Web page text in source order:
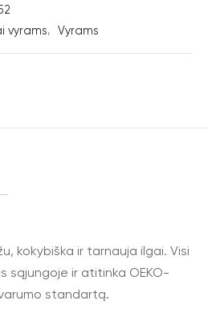
vyrams, Vyrams
kokybiška ir tarnauja ilgai. Visi
sąjungoje ir atitinka OEKO-
standartą.